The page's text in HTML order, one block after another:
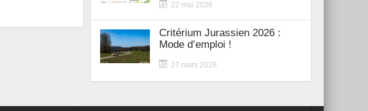
22 mai 2026
Critérium Jurassien 2026 :
Mode d’emploi !
27 mars 2026